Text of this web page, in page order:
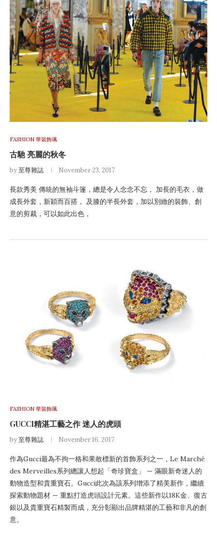
FASHION 華裝飾珮
古馳 亮麗的秋冬
by至尊雜誌 November 23, 2017
長款秀美 傳統的無袖斗篷，總是令人念念不忘， 加長的毛衣，做
成長外套，新穎而百搭， 及膝的半長外套，加以別緻的裝飾、創
意的剪裁，可以如此出色，
FASHION 華裝飾珮
GUCCI精湛工藝之作 迷人的虎頭
by至尊雜誌 November 16, 2017
作為Gucci最為不拘一格和果敢標新的首飾系列之一，Le Marché
des Merveilles系列總讓人想起「奇珍寶盒」 — 滿眼新奇迷人的
動物造型和貴重寶石。Gucci此次為該系列增添了精美新作，繼續
探索動物題材 — 重點打造虎頭設計元素。這些新作以18K金、復古
銀以及貴重寶石精製而成，充分彰顯出品牌精湛的工藝和非凡的創
意。